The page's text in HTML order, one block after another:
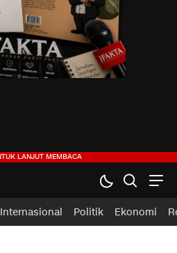
Internasional Politik Ekonomi